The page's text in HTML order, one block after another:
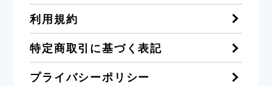
利用規約
特定商取引に基づく表記
プライバシーポリシー